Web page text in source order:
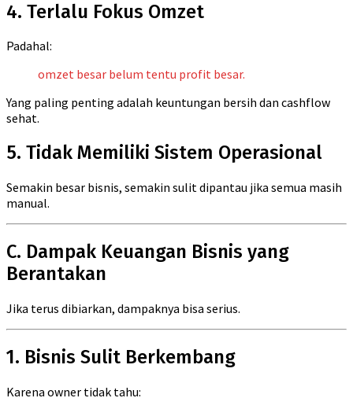
4. Terlalu Fokus Omzet
Padahal:
omzet besar belum tentu profit besar.
Yang paling penting adalah keuntungan bersih dan cashflow
sehat.
5. Tidak Memiliki Sistem Operasional
Semakin besar bisnis, semakin sulit dipantau jika semua masih
manual.
C. Dampak Keuangan Bisnis yang
Berantakan
Jika terus dibiarkan, dampaknya bisa serius.
1. Bisnis Sulit Berkembang
Karena owner tidak tahu: